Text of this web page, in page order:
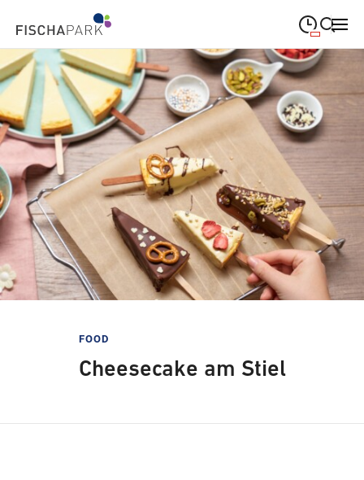
Suche schließen
Montag
MONTAG 09:00 —19:00
Dienstag
DIENSTAG 09:00—19:00
Mittwoch
MITTWOCH 09:00
Donnerstag
DONNERSTAG 09:00 —19:00
Freitag
FREITAG 09:00—19:00
Samstag
SAMSTAG 09:00— 18:00
Wegbeschreibung
FOOD
Cheesecake am Stiel